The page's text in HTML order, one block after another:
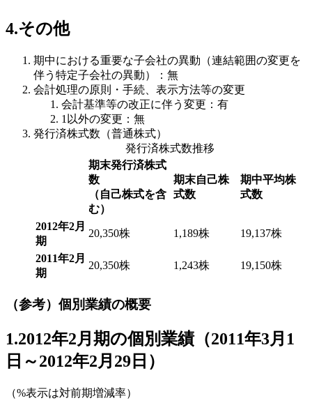
4.その他
期中における重要な子会社の異動（連結範囲の変更を
伴う特定子会社の異動）：無
会計処理の原則・手続、表示方法等の変更
会計基準等の改正に伴う変更：有
1以外の変更：無
発行済株式数（普通株式）
発行済株式数推移
期末発行済株式
数
（自己株式を含
む）
期末自己株
式数
期中平均株
式数
2012年2月
期
20,350株 1,189株 19,137株
2011年2月
期
20,350株 1,243株 19,150株
（参考）個別業績の概要
1.2012年2月期の個別業績（2011年3月1
日～2012年2月29日）
（%表示は対前期増減率）